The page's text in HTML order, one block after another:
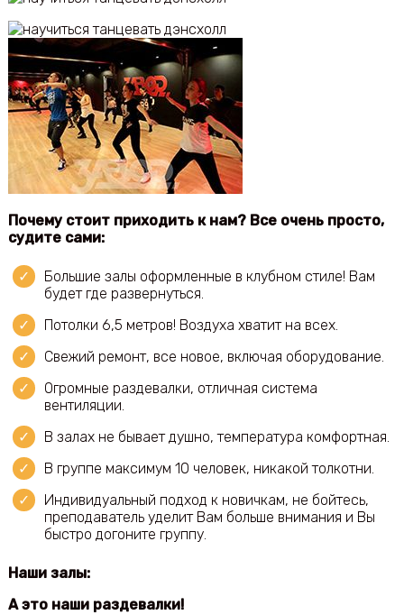
Почему стоит приходить к нам? Все очень просто,
судите сами:
Большие залы оформленные в клубном стиле! Вам
будет где развернуться.
Потолки 6,5 метров! Воздуха хватит на всех.
Свежий ремонт, все новое, включая оборудование.
Огромные раздевалки, отличная система
вентиляции.
В залах не бывает душно, температура комфортная.
В группе максимум 10 человек, никакой толкотни.
Индивидуальный подход к новичкам, не бойтесь,
преподаватель уделит Вам больше внимания и Вы
быстро догоните группу.
Наши залы:
А это наши раздевалки!